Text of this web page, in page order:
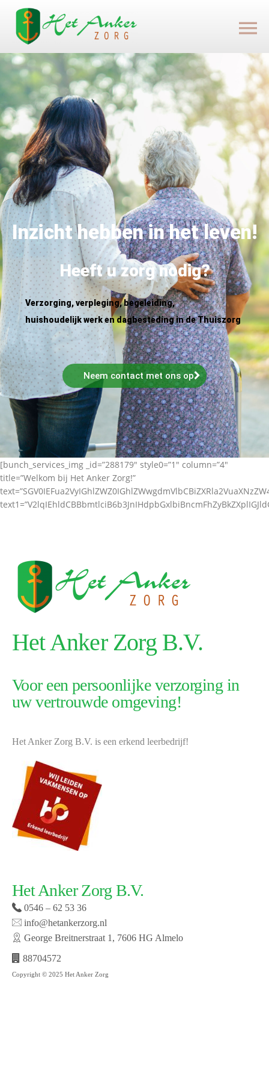
Inzicht hebben in het leven!
Heeft u zorg nodig?
Verzorging, verpleging, begeleiding,
huishoudelijk werk en dagbesteding in de Thuiszorg
Neem contact met ons op
[bunch_services_img _id=”288179″ style0=”1″ column=”4″
title=”Welkom bij Het Anker Zorg!”
Het Anker Zorg B.V.
Voor een persoonlijke verzorging in
uw vertrouwde omgeving!
Het Anker Zorg B.V. is een erkend leerbedrijf!
Het Anker Zorg B.V.
0546 – 62 53 36
info@hetankerzorg.nl
George Breitnerstraat 1, 7606 HG Almelo
88704572
Copyright © 2025 Het Anker Zorg